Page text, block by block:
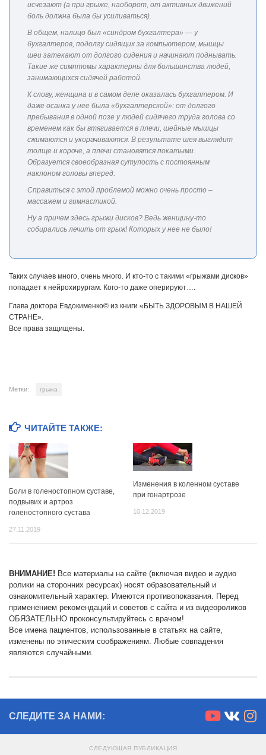
исчезают (а при грыже, наоборот, от активных движений
боль должна была бы усиливаться).
В общем, налицо был «синдром бухгалтера» — у
бухгалтеров, подолгу сидящих за компьютером, мышцы
шеи затекают от долгого сидения и начинают поднывать.
Такие же симптомы характерны для большинства людей,
занимающихся сидячей работой.
К слову, женщина и в самом деле оказалась бухгалтером. И
даже осанка у нее была «бухгалтерской»: от долгого
пребывания в одной позе у людей сидячего труда голова со
временем как бы втягивается в плечи, шейные мышцы
сжимаются и укорачиваются. В результате шея выглядит
толще и короче, а плечи становятся покатыми.
Образуется своеобразная сутулость с постоянным
наклоном головы вперед.
Справиться с этой проблемой можно очень просто –
массажем и гимнастикой.
Ну а причем здесь грыжи дисков? Ведь женщину-то
собирались лечить от грыж! Которых у нее не было!
Таких случаев много, очень много. И кто-то с такими «грыжами дисков»
попадает к нейрохирургам. Кого-то даже оперируют….
Глава доктора Евдокименко© из книги «БЫТЬ ЗДОРОВЫМ В НАШЕЙ
СТРАНЕ».
Все права защищены.
Метки: грыжа
ЧИТАЙТЕ ТАКЖЕ:
Боли в голеностопном суставе,
подвывих и артроз
голеностопного сустава
27.11.2019
Изменения в коленном суставе
при гонартрозе
10.12.2019
ВНИМАНИЕ! Все материалы на сайте (включая видео и аудио
ролики на сторонних ресурсах) носят образовательный и
ознакомительный характер. Имеются противопоказания. Перед
применением рекомендаций и советов с сайта и из видеороликов
ОБЯЗАТЕЛЬНО проконсультируйтесь с врачом!
Все имена пациентов, использованные в статьях на сайте,
изменены по этическим соображениям. Любые совпадения
являются случайными.
СЛЕДИТЕ ЗА НАМИ:
СЛЕДУЮЩАЯ ПУБЛИКАЦИЯ